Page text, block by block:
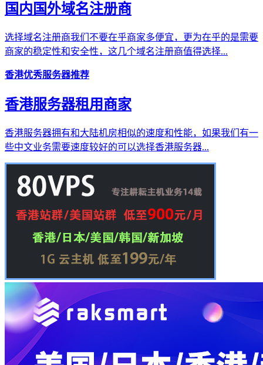
国内国外域名注册商
选择域名注册商我们不要在乎商家多便宜，更为在乎的是需要
商家的稳定性和安全性，这几个域名注册商值得选择...
香港优秀服务器推荐
香港服务器租用商家
香港服务器拥有和大陆机房相似的速度和性能，如果我们有一
些中文业务需要速度较好的可以选择香港服务器...